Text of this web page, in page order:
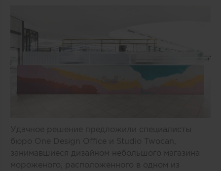
Удачное решение предложили специалисты
бюро One Design Office и Studio Twocan,
занимавшиеся дизайном небольшого магазина
мороженого, расположенного в одном из